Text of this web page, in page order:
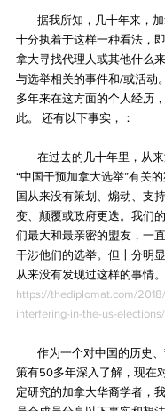
据我所知，几十年来，加
十分执着于这样一种看法，
拿大寻找代理人或其他什么
与选举相关的事件和/或活动
多年来在这方面的个人经历
此。 还有以下事实，：
在过去的几十年里，从来
“中国干预加拿大选举”有关
国从来没有策划、煽动、支
变、颠覆或政府更迭。我们
们最大和最亲密的盟友，一
干涉他们的选举。但十分明
从来没有发现过这样的事情
https://thediplomat.com/
interfering-in-the-us-elections/
作为一个对中国的历史、
策有50多年深入了解，现在
定研究的加拿大华裔学者，